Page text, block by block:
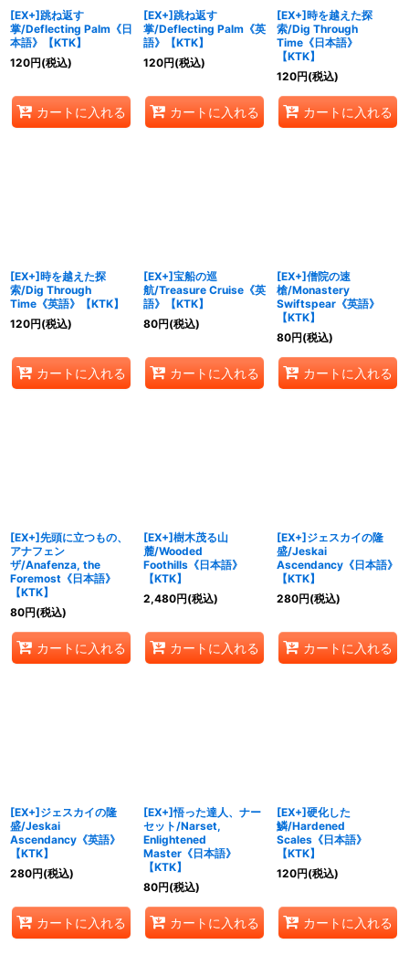
[EX+]跳ね返す
掌/Deflecting Palm《日
本語》【KTK】
120円(税込)
カートに入れる
[EX+]跳ね返す
掌/Deflecting Palm《英
語》【KTK】
120円(税込)
カートに入れる
[EX+]時を越えた探
索/Dig Through
Time《日本語》
【KTK】
120円(税込)
カートに入れる
[EX+]時を越えた探
索/Dig Through
Time《英語》【KTK】
120円(税込)
カートに入れる
[EX+]宝船の巡
航/Treasure Cruise《英
語》【KTK】
80円(税込)
カートに入れる
[EX+]僧院の速
槍/Monastery
Swiftspear《英語》
【KTK】
80円(税込)
カートに入れる
[EX+]先頭に立つもの、
アナフェン
ザ/Anafenza, the
Foremost《日本語》
【KTK】
80円(税込)
カートに入れる
[EX+]樹木茂る山
麓/Wooded
Foothills《日本語》
【KTK】
2,480円(税込)
カートに入れる
[EX+]ジェスカイの隆
盛/Jeskai
Ascendancy《日本語》
【KTK】
280円(税込)
カートに入れる
[EX+]ジェスカイの隆
盛/Jeskai
Ascendancy《英語》
【KTK】
280円(税込)
カートに入れる
[EX+]悟った達人、ナー
セット/Narset,
Enlightened
Master《日本語》
【KTK】
80円(税込)
カートに入れる
[EX+]硬化した
鱗/Hardened
Scales《日本語》
【KTK】
120円(税込)
カートに入れる